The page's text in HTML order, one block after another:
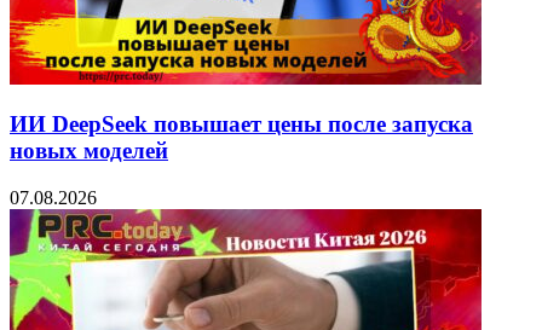
ИИ DeepSeek повышает цены после запуска
новых моделей
07.08.2026